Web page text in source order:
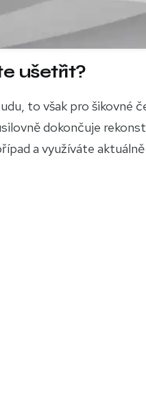
ušetřit?
to však pro šikovné
dokončuje
a využíváte